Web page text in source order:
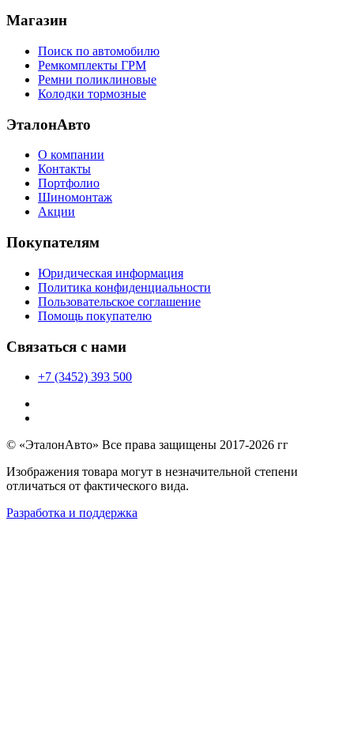
Магазин
Поиск по автомобилю
Ремкомплекты ГРМ
Ремни поликлиновые
Колодки тормозные
ЭталонАвто
О компании
Контакты
Портфолио
Шиномонтаж
Акции
Покупателям
Юридическая информация
Политика конфиденциальности
Пользовательское соглашение
Помощь покупателю
Связаться с нами
+7 (3452) 393 500
© «ЭталонАвто» Все права защищены 2017-2026 гг
Изображения товара могут в незначительной степени
отличаться от фактического вида.
Разработка и поддержка